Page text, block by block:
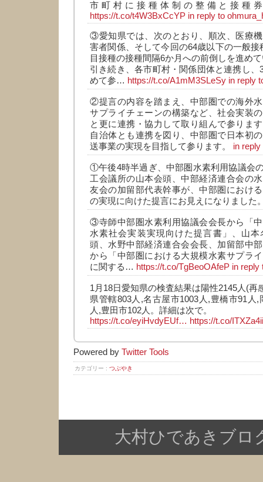
市町村に接種体制の整備と接種
https://t.co/t4W3BxCcYP in reply to
③愛知県では、次のとおり、順次、医療
害者関係、そして今回の64歳以下の一般
目接種の接種間隔6か月への前倒しを進め
引き続き、各市町村・関係団体と連携し、
めて参… https://t.co/A1mM3SLeSy in reply
②提言の内容を踏まえ、中部圏での海外
サプライチェーンの構築など、社会実装
と更に連携・協力して取り組んで参りま
自治体とも連携を図り、中部圏で日本初
送事業の実現を目指して参ります。 in
①午後4時半過ぎ、中部圏水素利用協議会
工会議所の山本会頭、中部経済連合会の
友会の加留部代表幹事が、中部圏におけ
の実現に向けた提言にお見えになりました
③寺師中部圏水素利用協議会会長から「
水素社会実装実現向けた提言書」、山
頭、水野中部経済連合会会長、加留部中
から「中部圏における大規模水素サプラ
に関する… https://t.co/TgBeoOAfeP in reply
1月18日愛知県の検査結果は陽性2145人(再
県管轄803人,名古屋市1003人,豊橋市91人,
人,豊田市102人。詳細は次で。
https://t.co/eyiHvdyEUf… https://t.co/
Powered by Twitter Tools
カテゴリー : つぶやき
大村ひであきブロ